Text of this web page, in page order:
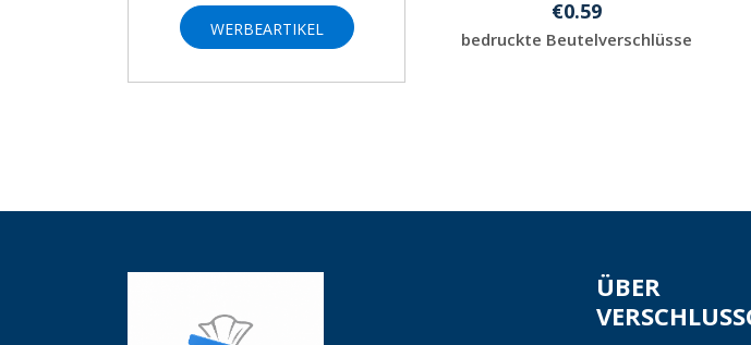
WERBEARTIKEL
€0.59
bedruckte Beutelverschlüsse
ÜBER